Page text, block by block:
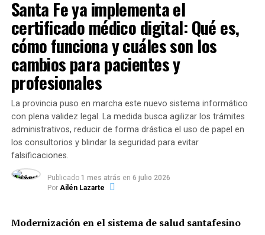
Ambas marcas no podrán retornar al mercado hasta
tanto regularicen sus registros, inscriban sus fórmulas y
obtengan las habilitaciones de los establecimientos
productores ante las autoridades sanitarias
competentes.
de cobertura en la
población objetivo gracias
a un trabajo articulado en
centros de salud,
hospitales y operativos
territoriales desplegados
en toda la provincia”.
Desglose de dosis aplicadas por
grupo de riesgo
El reporte oficial detalló la distribución del esquema de
Santa Fe ya implementa el
certificado médico digital: Qué es,
cómo funciona y cuáles son los
cambios para pacientes y
profesionales
La provincia puso en marcha este nuevo sistema informático
con plena validez legal. La medida busca agilizar los trámites
administrativos, reducir de forma drástica el uso de papel en
los consultorios y blindar la seguridad para evitar
falsificaciones.
Publicado 1 mes atrás en 6 julio 2026
Por Ailén Lazarte
Modernización en el sistema de salud santafesino